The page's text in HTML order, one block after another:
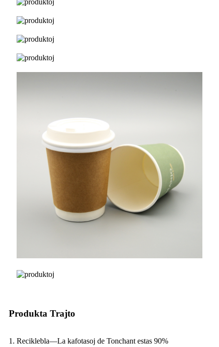
Produkta Trajto
1. Reciklebla—La kafotasoj de Tonchant estas 90%